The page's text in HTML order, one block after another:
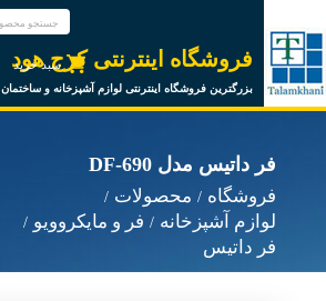
فروشگاه اینترنتی کرج هود
بزرگترین فروشگاه اینترنتی لوازم آشپزخانه و ساختمان
سبد خرید
فر داتیس مدل DF-690
فروشگاه
محصولات
لوازم آشپزخانه
فر و مایکروویو
فر داتیس